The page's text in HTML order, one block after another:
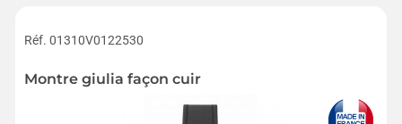
Réf. 01310V0122530
Montre giulia façon cuir